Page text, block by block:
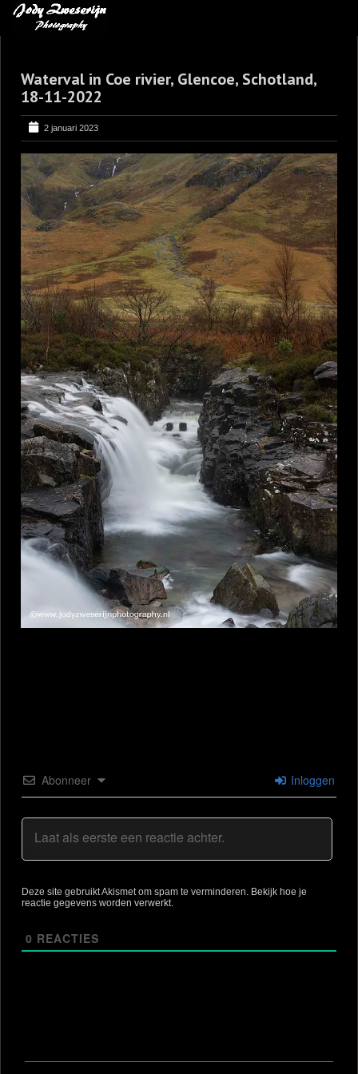
BLOG
BENCE MATE FOTOHUTTEN
OVER MIJ
CONTACT
Waterval in Coe rivier, Glencoe, Schotland,
18-11-2022
2 januari 2023
Abonneer Inloggen
Deze site gebruikt Akismet om spam te verminderen. Bekijk hoe je
reactie gegevens worden verwerkt
0 REACTIES